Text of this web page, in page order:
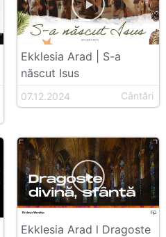
Ekklesia Arad | S-a
născut Isus
07.12.2024 Cântări
Ekklesia Arad l Dragoste